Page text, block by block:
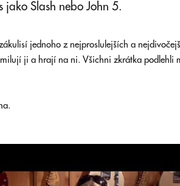
jako Slash nebo John 5.
jednoho z nejproslulejších a
ji a hrají na ni. Všichni zkrátka podlehli